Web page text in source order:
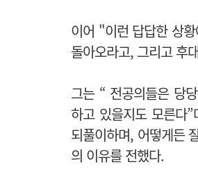
이어 "이런 답답한 상
돌아오라고, 그리고 후
그는 “ 전공의들은 당
하고 있을지도 모른다
되풀이하며, 어떻게든
의 이유를 전했다.